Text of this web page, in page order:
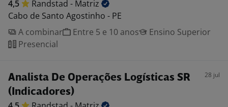
4,5 Randstad - Matriz
Cabo de Santo Agostinho - PE
A combinar
Entre 5 e 10 anos
Ensino Superior
Presencial
Analista De Operações Logísticas SR
(Indicadores)
28 jul